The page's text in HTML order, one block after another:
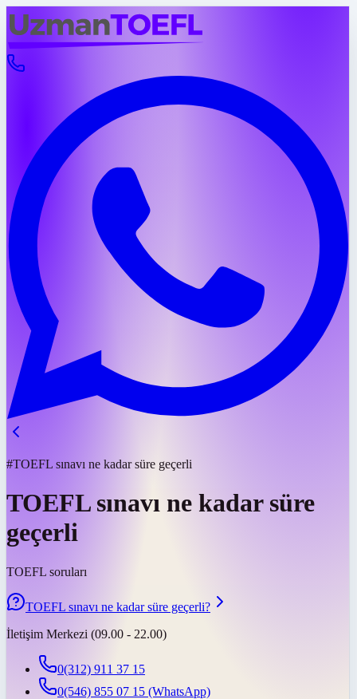
#TOEFL sınavı ne kadar süre geçerli
TOEFL sınavı ne kadar süre
geçerli
TOEFL soruları
TOEFL sınavı ne kadar süre geçerli?
İletişim Merkezi (09.00 - 22.00)
0(312) 911 37 15
0(546) 855 07 15 (WhatsApp)